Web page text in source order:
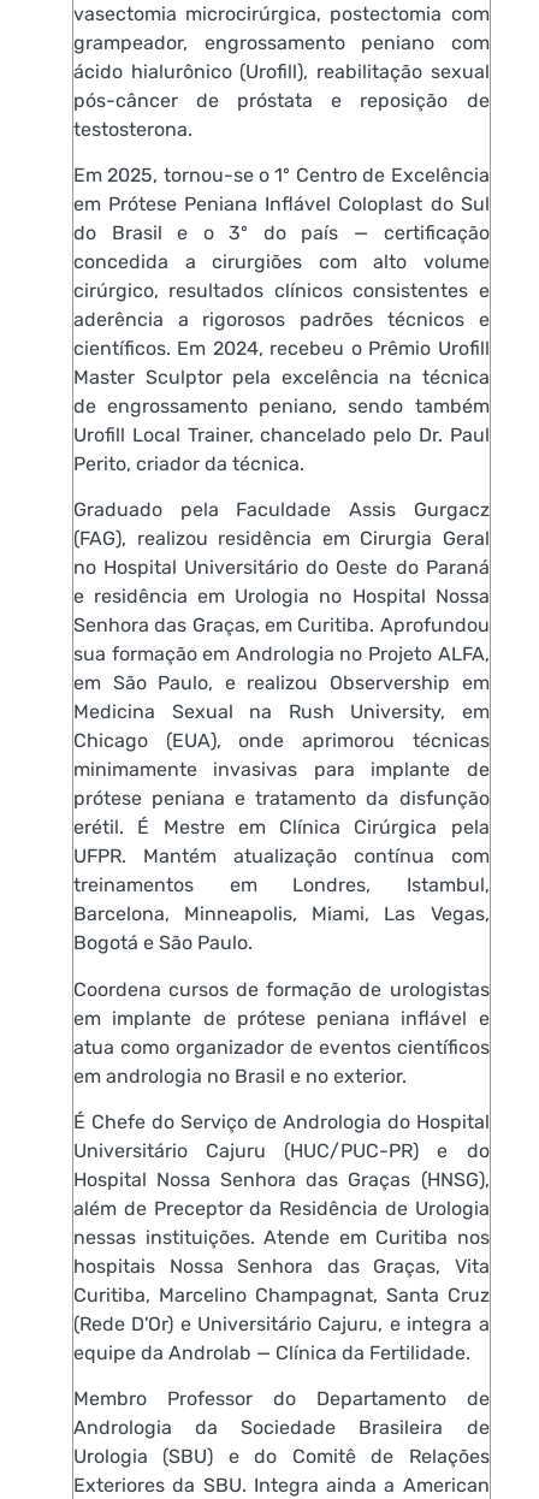
vasectomia microcirúrgica, postectomia com
grampeador, engrossamento peniano com
ácido hialurônico (Urofill), reabilitação sexual
pós-câncer de próstata e reposição de
testosterona.
Em 2025, tornou-se o 1º Centro de Excelência
em Prótese Peniana Inflável Coloplast do Sul
do Brasil e o 3º do país — certificação
concedida a cirurgiões com alto volume
cirúrgico, resultados clínicos consistentes e
aderência a rigorosos padrões técnicos e
científicos. Em 2024, recebeu o Prêmio Urofill
Master Sculptor pela excelência na técnica
de engrossamento peniano, sendo também
Urofill Local Trainer, chancelado pelo Dr. Paul
Perito, criador da técnica.
Graduado pela Faculdade Assis Gurgacz
(FAG), realizou residência em Cirurgia Geral
no Hospital Universitário do Oeste do Paraná
e residência em Urologia no Hospital Nossa
Senhora das Graças, em Curitiba. Aprofundou
sua formação em Andrologia no Projeto ALFA,
em São Paulo, e realizou Observership em
Medicina Sexual na Rush University, em
Chicago (EUA), onde aprimorou técnicas
minimamente invasivas para implante de
prótese peniana e tratamento da disfunção
erétil. É Mestre em Clínica Cirúrgica pela
UFPR. Mantém atualização contínua com
treinamentos em Londres, Istambul,
Barcelona, Minneapolis, Miami, Las Vegas,
Bogotá e São Paulo.
Coordena cursos de formação de urologistas
em implante de prótese peniana inflável e
atua como organizador de eventos científicos
em andrologia no Brasil e no exterior.
É Chefe do Serviço de Andrologia do Hospital
Universitário Cajuru (HUC/PUC-PR) e do
Hospital Nossa Senhora das Graças (HNSG),
além de Preceptor da Residência de Urologia
nessas instituições. Atende em Curitiba nos
hospitais Nossa Senhora das Graças, Vita
Curitiba, Marcelino Champagnat, Santa Cruz
(Rede D'Or) e Universitário Cajuru, e integra a
equipe da Androlab — Clínica da Fertilidade.
Membro Professor do Departamento de
Andrologia da Sociedade Brasileira de
Urologia (SBU) e do Comitê de Relações
Exteriores da SBU. Integra ainda a American